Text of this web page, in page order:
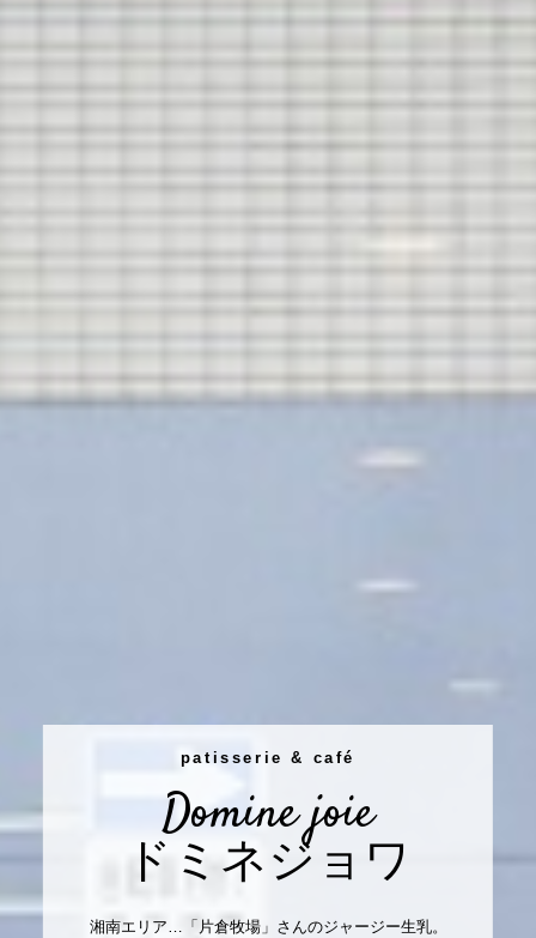
patisserie & café
Domine joie
ドミネジョワ
湘南エリア…「片倉牧場」さんのジャージー生乳。